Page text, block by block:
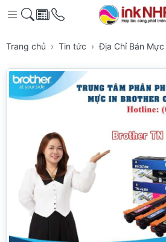
Trang chủ Tin tức Địa Chỉ Bán